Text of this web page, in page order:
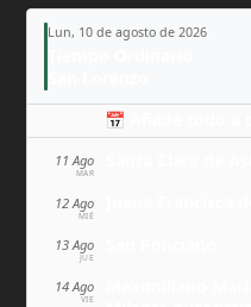
Lun, 10 de agosto de 2026
📅 Añade todo a
11 Ago
MAR
12 Ago
MIÉ
13 Ago
JUE
14 Ago
VIE